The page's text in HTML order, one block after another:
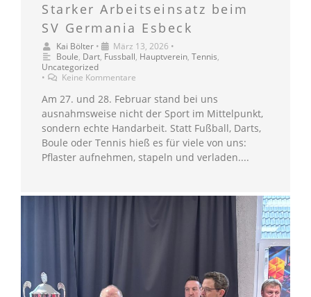
Starker Arbeitseinsatz beim
SV Germania Esbeck
Kai Bölter • März 13, 2026 •
Boule, Dart, Fussball, Hauptverein, Tennis,
Uncategorized
•
Keine Kommentare
Am 27. und 28. Februar stand bei uns
ausnahmsweise nicht der Sport im Mittelpunkt,
sondern echte Handarbeit. Statt Fußball, Darts,
Boule oder Tennis hieß es für viele von uns:
Pflaster aufnehmen, stapeln und verladen....